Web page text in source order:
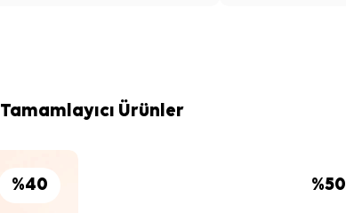
Tamamlayıcı Ürünler
%40 %50